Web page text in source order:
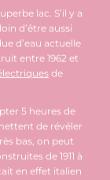
lac. S’il y a
d’être aussi
d’eau actuelle
entre 1962 et
de
5 heures de
de révéler
bas, on peut
de 1911 à
en effet italien